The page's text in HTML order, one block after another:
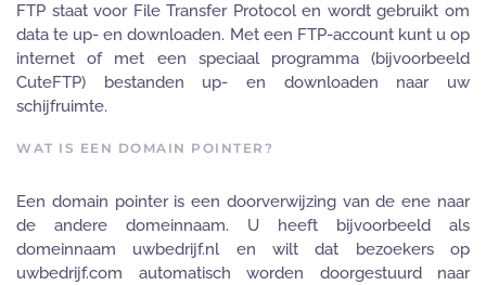
FTP staat voor File Transfer Protocol en wordt gebruikt om
data te up- en downloaden. Met een FTP-account kunt u op
internet of met een speciaal programma (bijvoorbeeld
CuteFTP) bestanden up- en downloaden naar uw
schijfruimte.
WAT IS EEN DOMAIN POINTER?
Een domain pointer is een doorverwijzing van de ene naar
de andere domeinnaam. U heeft bijvoorbeeld als
domeinnaam uwbedrijf.nl en wilt dat bezoekers op
uwbedrijf.com automatisch worden doorgestuurd naar